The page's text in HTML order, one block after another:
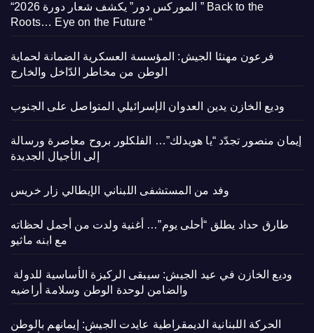
“الموركس دور” يكشف شعار دورة 2026 ” Back to the
Roots… Eye on the Future “
فرعون مهنئا الجيش: المؤسسة العسكرية الضمانة لحماية
الوطن من مخاطر الدّاخل والخارج
وديع الخازن يدين العدوان الإسرائيلي المتواصل على الجنوب
إيمان منصور تجدّد “يا هويدلك”… الفلكلور بروح معاصرة ورسالة
إلى الأجيال الجديدة
وفد من المستشفى اللبناني الإيطالي زار خريس
طارق حداد يطلق “أحلى يوم”… أغنية ولدت من أجمل لحظاته
مع ابنه ماثيو
والضامن لوحدة الوطن وسلامة أراضيه
الحركة اللبنانية الديمقراطية عايدت الجيش: إيمانهم بالوطن